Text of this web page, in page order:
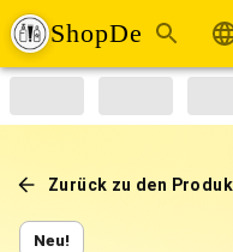
ShopDe
Zurück zu den
Neu!